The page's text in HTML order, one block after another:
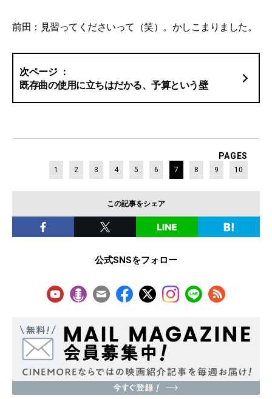
前田：見習ってくださいって（笑）。かしこまりました。
既存曲の使用に立ちはだかる、予算という壁
PAGES
1 2 3 4 5 6 7 8 9 10
この記事をシェア
公式SNSをフォロー